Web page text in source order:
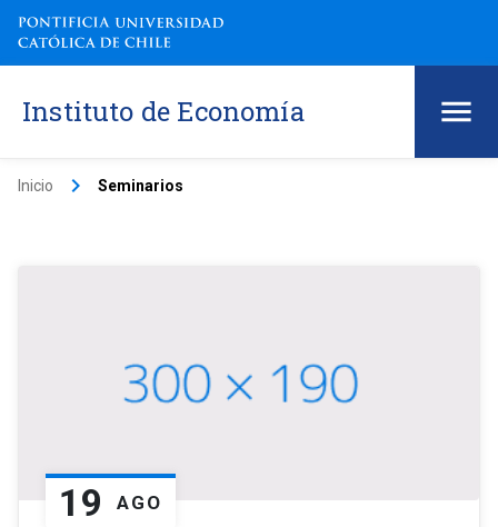
Instituto de Economía
Inicio keyboard_arrow_right Seminarios
19 AGO